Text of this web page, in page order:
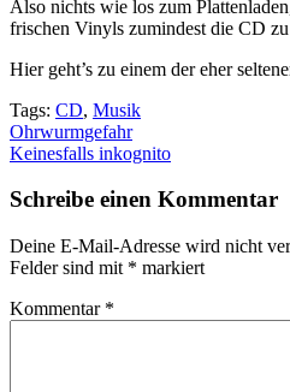
Also nichts wie los zum
frischen Vinyls zumindest die CD zu
Hier geht’s zu einem der eher
Tags: CD, Musik
Beitragsnavigation
Ohrwurmgefahr
Keinesfalls inkognito
Schreibe einen Kommentar
Deine E-Mail-Adresse wird nicht
Felder sind mit * markiert
Kommentar *